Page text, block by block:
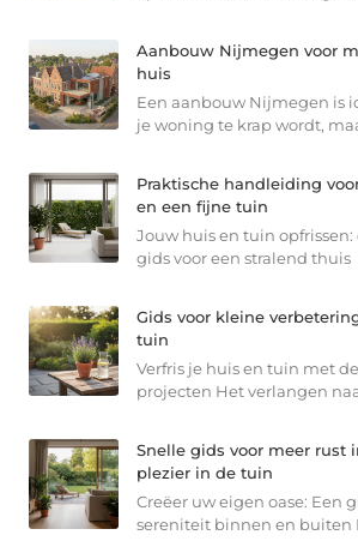
Aanbouw Nijmegen voor
huis
Een aanbouw Nijmegen is
je woning te krap wordt,
Praktische handleiding
en een fijne tuin
Jouw huis en tuin
gids voor een stralend thuis
Gids voor kleine
tuin
Verfris je huis en tuin met
projecten Het verlangen
Snelle gids voor meer rust
plezier in de tuin
Creëer uw eigen oase: Een
sereniteit binnen en buiten